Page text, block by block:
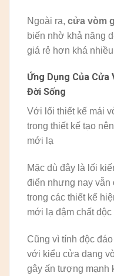
Ngoài ra, cửa vòm
biến nhờ khả năng
giá rẻ hơn khá
Ứng Dụng Của
Đời Sống
Với lối thiết kế mái
trong thiết kế tạo
mới lạ
Mặc dù đây là lối
điển nhưng nay
trong các thiết kế
mới lạ đậm chất độc
Cũng vì tính độc
với kiểu cửa dạng
gây ấn tượng mạnh